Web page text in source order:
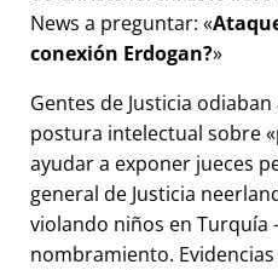
News a preguntar:
conexión Erdogan?
Gentes de Justicia
postura intelectual sobre
ayudar a exponer jueces
general de Justicia
violando niños en Turquía -
nombramiento.